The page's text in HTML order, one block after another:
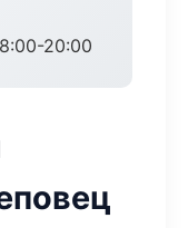
20:00